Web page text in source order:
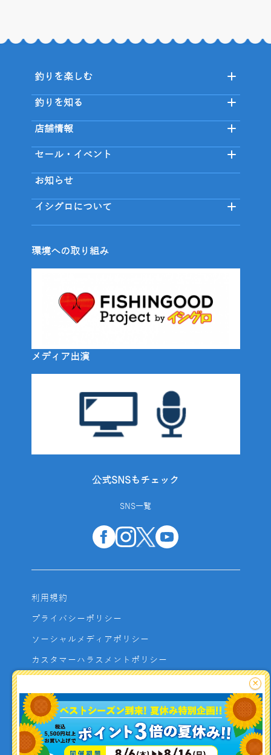
釣りを楽しむ
釣りを知る
店舗情報
セール・イベント
お知らせ
イシグロについて
環境への取り組み
メディア出演
公式SNSもチェック
SNS一覧
利用規約
プライバシーポリシー
ソーシャルメディアポリシー
カスタマーハラスメントポリシー
よくあるご質問
お問い合わせ
利用者資金の保全方法
×